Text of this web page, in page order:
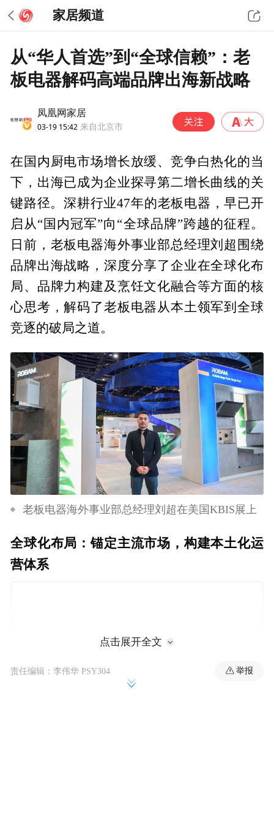
家居频道
从“华人首选”到“全球信赖”：老
板电器解码高端品牌出海新战略
凤凰网家居
03-19 15:42 来自北京市
在国内厨电市场增长放缓、竞争白热化的当
下，出海已成为企业探寻第二增长曲线的关
键路径。深耕行业47年的老板电器，早已开
启从“国内冠军”向“全球品牌”跨越的征程。
日前，老板电器海外事业部总经理刘超围绕
品牌出海战略，深度分享了企业在全球化布
局、品牌力构建及烹饪文化融合等方面的核
心思考，解码了老板电器从本土领军到全球
竞逐的破局之道。
老板电器海外事业部总经理刘超在美国KBIS展上
全球化布局：锚定主流市场，构建本土化运
营体系
点击展开全文
责任编辑：李伟华 PSY304 举报